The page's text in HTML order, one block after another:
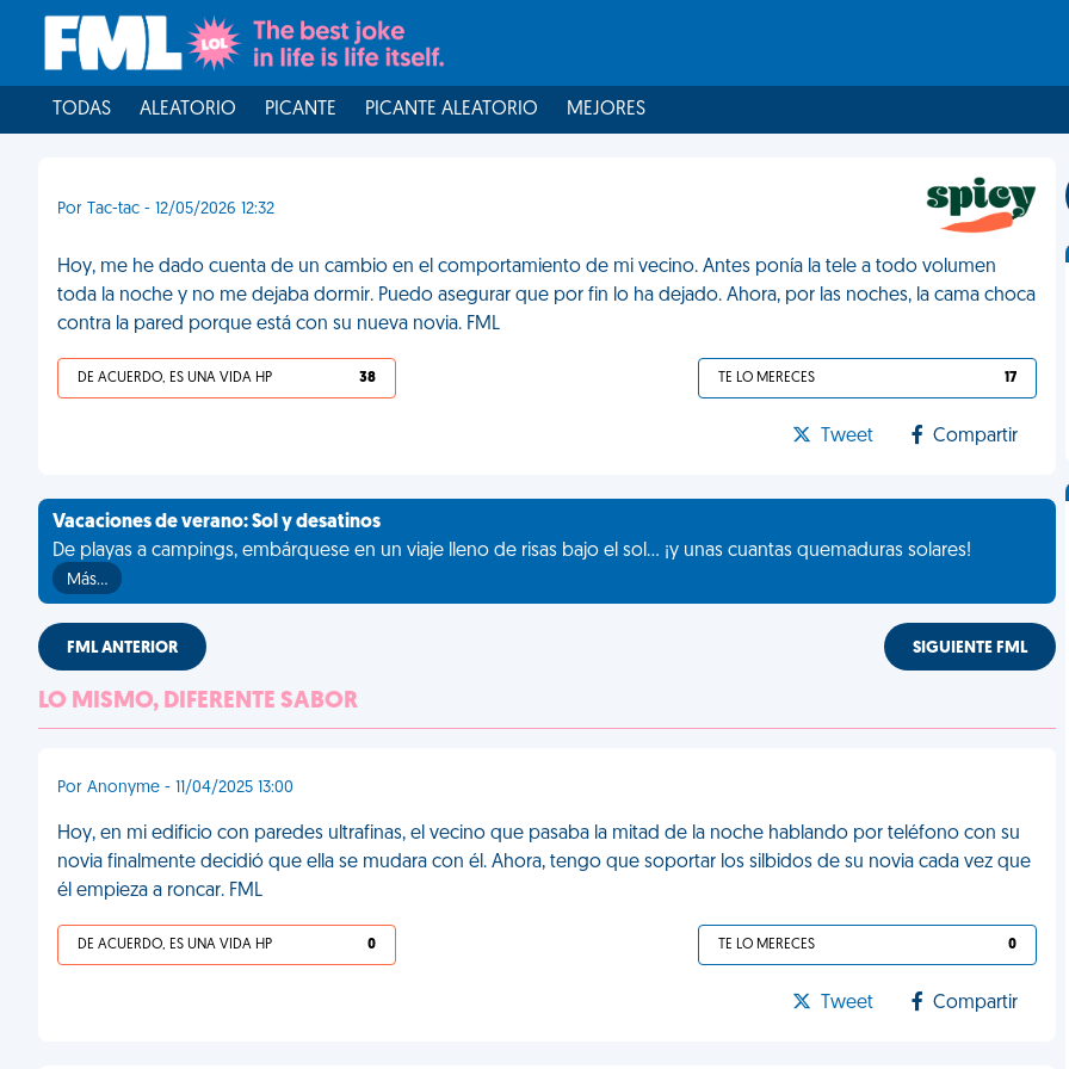
TODAS ALEATORIO PICANTE PICANTE ALEATORIO MEJORES
Por Tac-tac - 12/05/2026 12:32
Hoy, me he dado cuenta de un cambio en el comportamiento de mi vecino. Antes ponía la tele a todo volumen
toda la noche y no me dejaba dormir. Puedo asegurar que por fin lo ha dejado. Ahora, por las noches, la cama choca
contra la pared porque está con su nueva novia. FML
DE ACUERDO, ES UNA VIDA HP 38 TE LO MERECES 17
Tweet Compartir
Vacaciones de verano: Sol y desatinos
De playas a campings, embárquese en un viaje lleno de risas bajo el sol... ¡y unas cuantas quemaduras solares!
Más…
FML ANTERIOR SIGUIENTE FML
LO MISMO, DIFERENTE SABOR
Por Anonyme - 11/04/2025 13:00
Hoy, en mi edificio con paredes ultrafinas, el vecino que pasaba la mitad de la noche hablando por teléfono con su
novia finalmente decidió que ella se mudara con él. Ahora, tengo que soportar los silbidos de su novia cada vez que
él empieza a roncar. FML
DE ACUERDO, ES UNA VIDA HP 0 TE LO MERECES 0
Tweet Compartir